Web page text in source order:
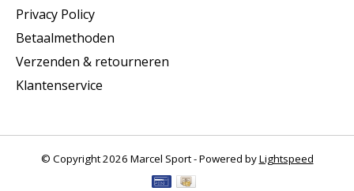
Privacy Policy
Betaalmethoden
Verzenden & retourneren
Klantenservice
© Copyright 2026 Marcel Sport - Powered byLightspeed